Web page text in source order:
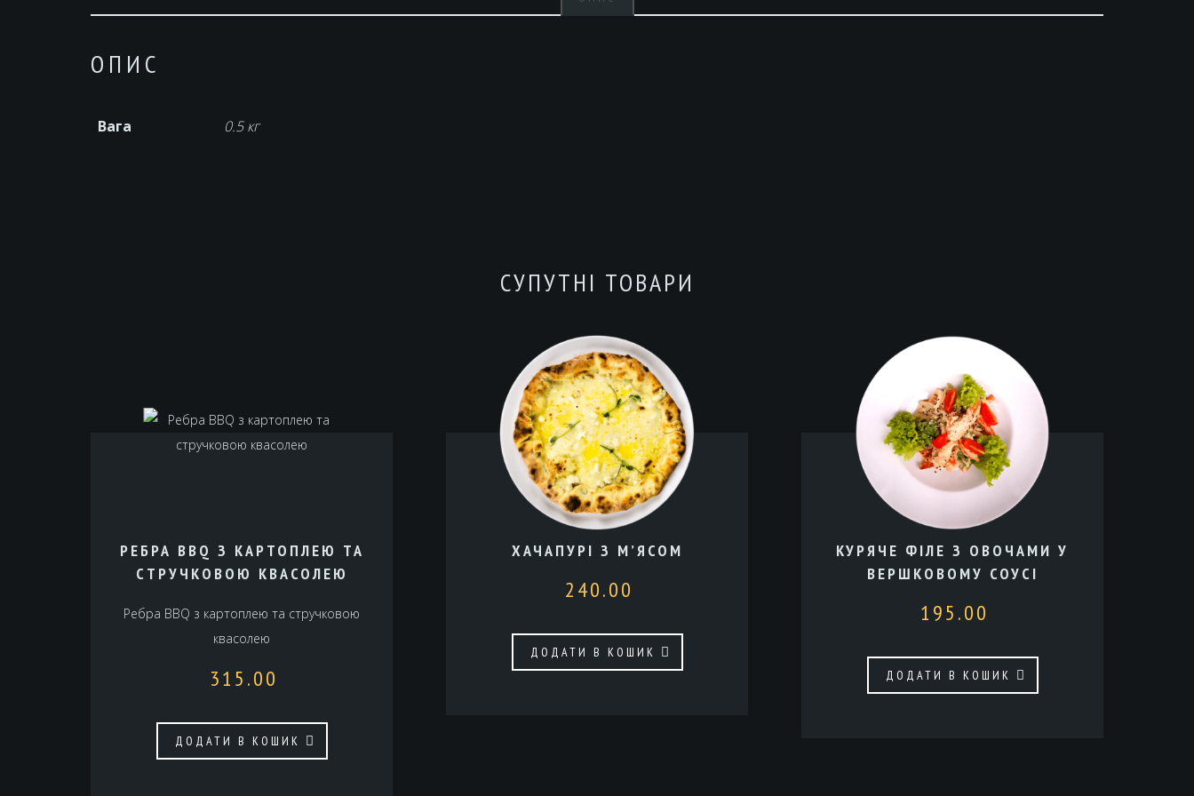
ОПИС
Вага 0.5 кг
СУПУТНІ ТОВАРИ
РЕБРА BBQ З КАРТОПЛЕЮ ТА
СТРУЧКОВОЮ КВАСОЛЕЮ
Ребра BBQ з картоплею та стручковою
квасолею
315.00
ДОДАТИ В КОШИК
ХАЧАПУРІ З М’ЯСОМ
240.00
ДОДАТИ В КОШИК
КУРЯЧЕ ФІЛЕ З ОВОЧАМИ У
ВЕРШКОВОМУ СОУСІ
195.00
ДОДАТИ В КОШИК